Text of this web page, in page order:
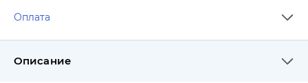
Оплата
Описание